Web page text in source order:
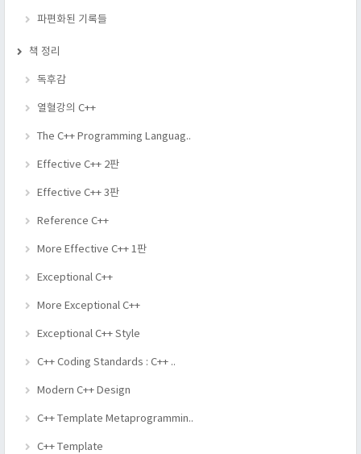
파편화된 기록들
책 정리
독후감
열혈강의 C++
The C++ Programming Languag..
Effective C++ 2판
Effective C++ 3판
Reference C++
More Effective C++ 1판
Exceptional C++
More Exceptional C++
Exceptional C++ Style
C++ Coding Standards : C++ ..
Modern C++ Design
C++ Template Metaprogrammin..
C++ Template